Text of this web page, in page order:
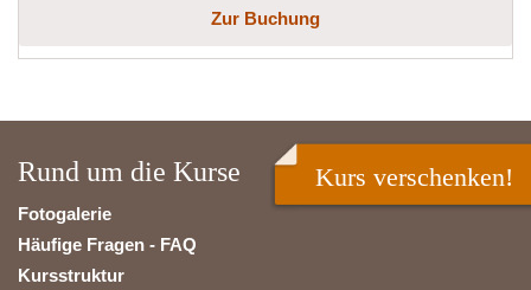
Zur Buchung
Rund um die Kurse
Fotogalerie
Häufige Fragen - FAQ
Kursstruktur
Kurs verschenken!